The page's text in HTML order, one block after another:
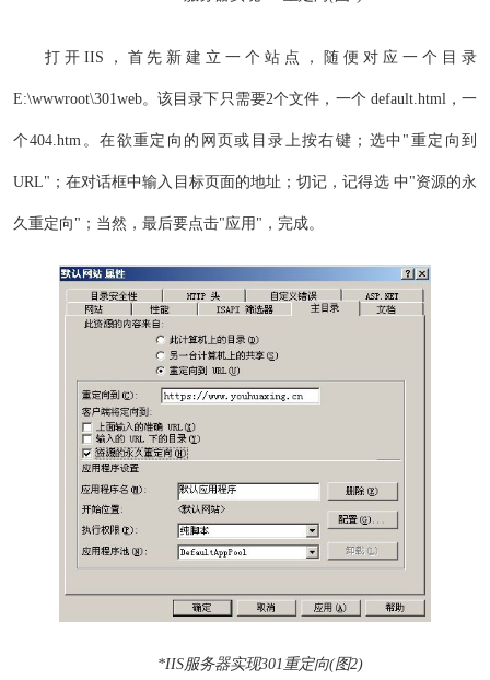
打开IIS，首先新建立一个站点，随便对应一个目录
E:\wwwroot\301web。该目录下只需要2个文件，一个 default.html，一
个404.htm。在欲重定向的网页或目录上按右键；选中"重定向到
URL"；在对话框中输入目标页面的地址；切记，记得选 中"资源的永
久重定向"；当然，最后要点击"应用"，完成。
*IIS服务器实现301重定向(图2)